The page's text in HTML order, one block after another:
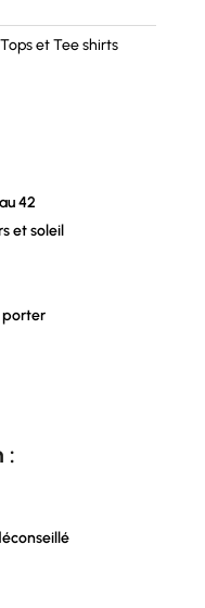
Tops et Tee shirts
42
et soleil
porter
: